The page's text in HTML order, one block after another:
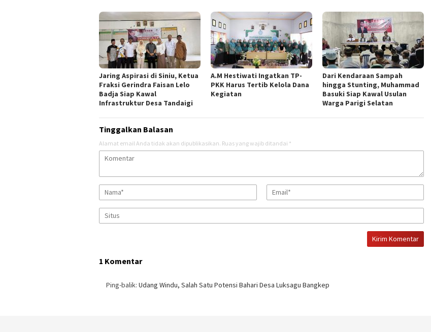
Jaring Aspirasi di Siniu, Ketua
Fraksi Gerindra Faisan Lelo
Badja Siap Kawal
Infrastruktur Desa Tandaigi
A.M Hestiwati Ingatkan TP-
PKK Harus Tertib Kelola Dana
Kegiatan
Dari Kendaraan Sampah
hingga Stunting, Muhammad
Basuki Siap Kawal Usulan
Warga Parigi Selatan
Tinggalkan Balasan
Alamat email Anda tidak akan dipublikasikan. Ruas yang wajib ditandai *
1 Komentar
Ping-balik: Udang Windu, Salah Satu Potensi Bahari Desa Luksagu Bangkep